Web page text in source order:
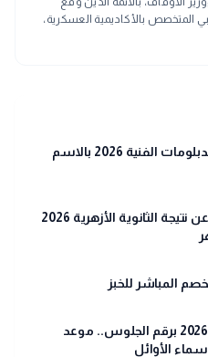
المتخصص بالأكاديمية العسكرية،
أعرف درجاتك عندنا.. نتيجة الدبلومات الفنية 2026 بالاسم
رابط شغال الآن.. استعلم عن نتيجة الثانوية الأزهرية 2026
المباشر للخبز
رابط نتيجة الثانوية الأزهرية 2026 برقم الجلوس.. موعد
الأوائل